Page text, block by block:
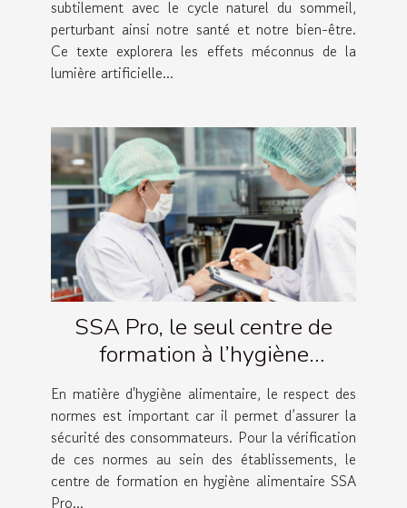
subtilement avec le cycle naturel du sommeil,
perturbant ainsi notre santé et notre bien-être.
Ce texte explorera les effets méconnus de la
lumière artificielle...
SSA Pro, le seul centre de
formation à l’hygiène
alimentaire également dédié à
l’assistance-contrôle en
France !
En matière d'hygiène alimentaire, le respect des
normes est important car il permet d’assurer la
sécurité des consommateurs. Pour la vérification
de ces normes au sein des établissements, le
centre de formation en hygiène alimentaire SSA
Pro...